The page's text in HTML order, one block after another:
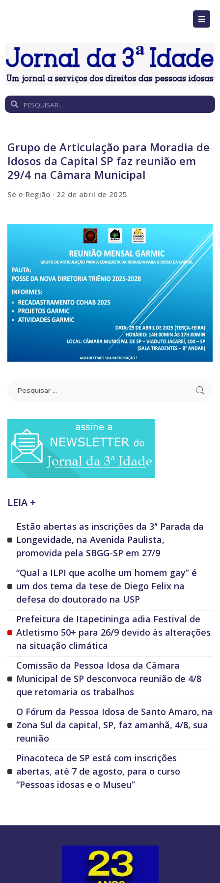
Grupo de Articulação para Moradia de
Idosos da Capital SP faz reunião em
29/4 na Câmara Municipal
Sé e Região 22 de abril de 2025
LEIA +
Estão abertas as inscrições da 3ª Parada da
Longevidade, na Avenida Paulista,
promovida pela SBGG-SP em 27/9
“Qual a ILPI que acolhe um homem gay” é
um dos tema da tese de Diego Felix na
defesa do doutorado na USP
Prefeitura de Itapetininga adia Festival de
Atletismo 50+ para 26/9 devido às alterações
na situação climática
Comissão da Pessoa Idosa da Câmara
Municipal de SP desconvoca reunião de 4/8
que retomaria os trabalhos
O Fórum da Pessoa Idosa de Santo Amaro, na
Zona Sul da capital, SP, faz amanhã, 4/8, sua
reunião
Pinacoteca de SP está com inscrições
abertas, até 7 de agosto, para o curso
“Pessoas idosas e o Museu”